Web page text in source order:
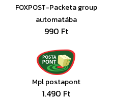
FOXPOST-Packeta group
automatába
990 Ft
Mpl postapont
1.490 Ft